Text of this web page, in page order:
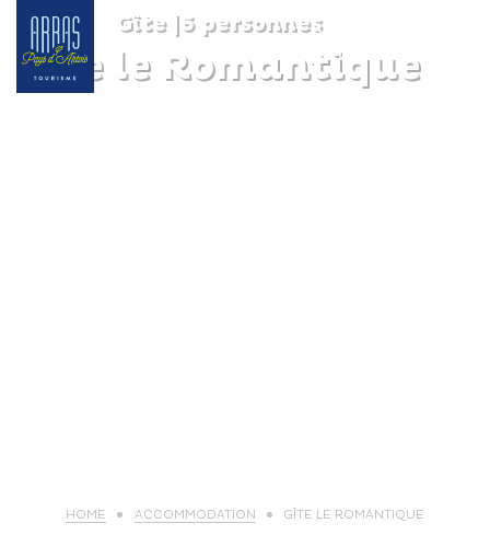
Gîte |6 personnes
Gîte le Romantique
HOME ACCOMMODATION GÎTE LE ROMANTIQUE